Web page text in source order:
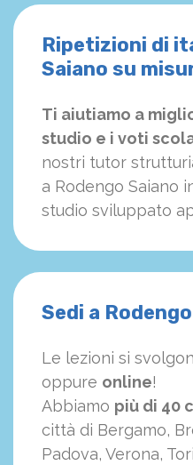
Ripetizioni di
Saiano su
Ti aiutiamo a
studio e i voti
nostri tutor
a Rodengo Saiano
studio sviluppato
Sedi a
Le lezioni si
oppure online!
Abbiamo più di 40
città di Bergamo,
Padova, Verona,